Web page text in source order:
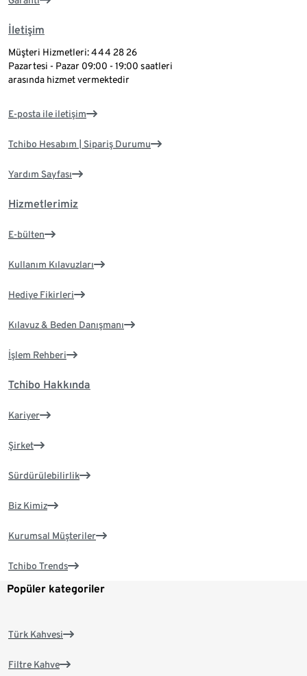
İletişim
Müşteri Hizmetleri: 444 28 26
Pazartesi - Pazar 09:00 - 19:00 saatleri
arasında hizmet vermektedir
E-posta ile iletişim
Tchibo Hesabım | Sipariş Durumu
Yardım Sayfası
Hizmetlerimiz
E-bülten
Kullanım Kılavuzları
Hediye Fikirleri
Kılavuz & Beden Danışmanı
İşlem Rehberi
Tchibo Hakkında
Kariyer
Şirket
Sürdürülebilirlik
Biz Kimiz
Kurumsal Müşteriler
Tchibo Trends
Popüler kategoriler
Türk Kahvesi
Filtre Kahve